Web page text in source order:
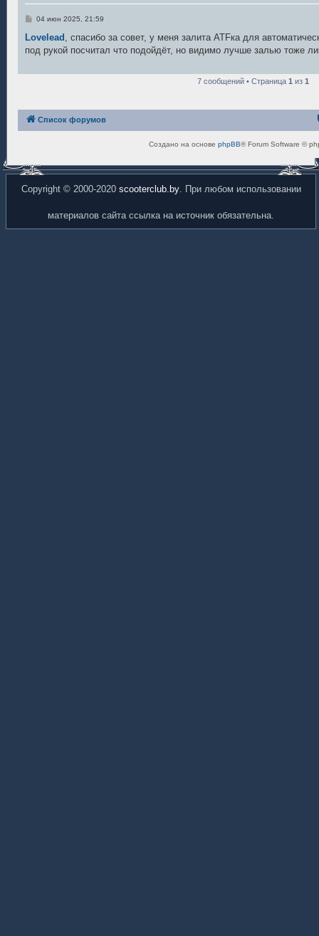
С
о
щ
04 июн 2025, 21:59
Lovelead , спасибо за совет, у меня залита ATFка для
под рукой посчитал что подойдёт, но видимо лучше залью тоже
7 сообщений • Страница 1 из 1
Список форумов
Создано на основе phpBB® Forum Software ©
Copyright © 2000-2020 scooterclub.by. При любом использовании
материалов сайта ссылка на источник обязательна.